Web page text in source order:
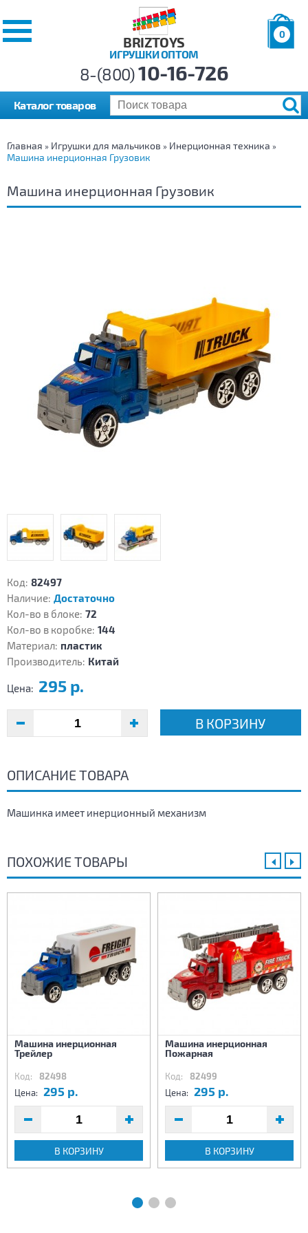
BRIZTOYS
ИГРУШКИ ОПТОМ
0
р.
8-(800)10-16-726
Каталог товаров
Главная » Игрушки для мальчиков » Инерционная техника »
Машина инерционная Грузовик
Машина инерционная Грузовик
Код: 82497
Наличие: Достаточно
Кол-во в блоке: 72
Кол-во в коробке: 144
Материал: пластик
Производитель: Китай
Цена: 295 р.
В КОРЗИНУ
ОПИСАНИЕ ТОВАРА
Машинка имеет инерционный механизм
ПОХОЖИЕ ТОВАРЫ
Машина инерционная
Трейлер
Код: 82498
Цена: 295 р.
В КОРЗИНУ
Машина инерционная
Пожарная
Код: 82499
Цена: 295 р.
В КОРЗИНУ